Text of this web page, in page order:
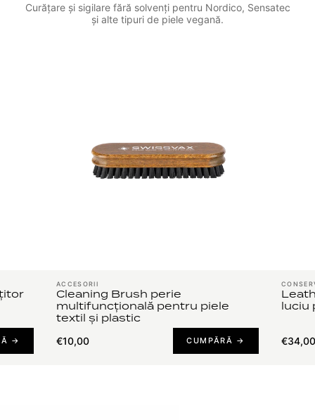
Curățare și sigilare fără solvenți pentru Nordico, Sensatec
și alte tipuri de piele vegană.
→
ACCESORII
Cleaning Brush perie
multifuncțională pentru piele
textil și plastic
€10,00 CUMPĂRĂ →
luciu
€34,00